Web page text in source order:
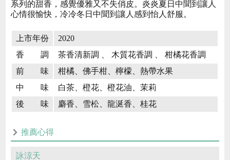
系列的甜香，感覺優雅又不失俏皮。炎炎夏日中聞到讓人
心情很愉快，冷冷冬日中聞到讓人感到怡人舒服。
上市年份
2020
香 調
茶香清新調 、 木質花香調 、 柑橘花香調
前 味
柑橘、佛手柑、檸檬、熱帶水果
中 味
白茶、橙花、橙花油、茉莉
後 味
麝香、雪松、龍涎香、桂花
推薦心得
詠涼天